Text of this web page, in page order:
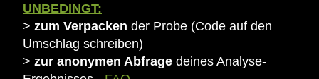
UNBEDINGT:
> zum Verpacken der Probe (Code auf den
Umschlag schreiben)
> zur anonymen Abfrage deines Analyse-